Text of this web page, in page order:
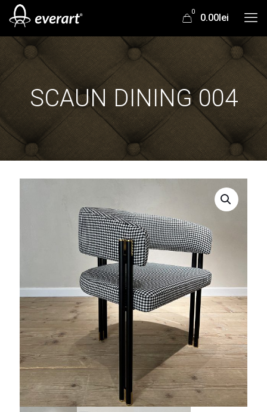
0
0.00lei
SCAUN DINING 004